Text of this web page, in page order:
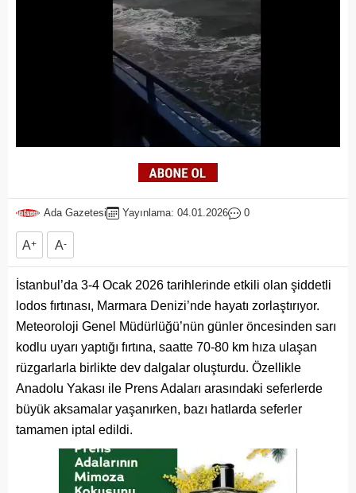
Ada Gazetesi Yayınlama: 04.01.2026 0
A+ A-
İstanbul’da 3-4 Ocak 2026 tarihlerinde etkili olan şiddetli
lodos fırtınası, Marmara Denizi’nde hayatı zorlaştırıyor.
Meteoroloji Genel Müdürlüğü’nün günler öncesinden sarı
kodlu uyarı yaptığı fırtına, saatte 70-80 km hıza ulaşan
rüzgarlarla birlikte dev dalgalar oluşturdu. Özellikle
Anadolu Yakası ile Prens Adaları arasındaki seferlerde
büyük aksamalar yaşanırken, bazı hatlarda seferler
tamamen iptal edildi.